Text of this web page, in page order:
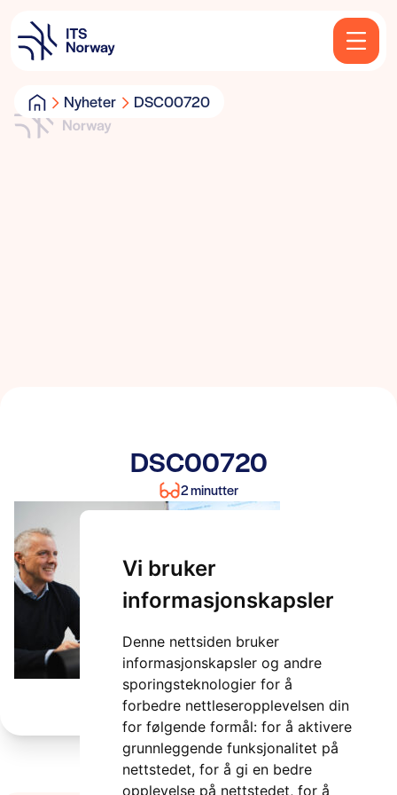
Vi bruker
informasjonskapsler
Denne nettsiden bruker
informasjonskapsler og andre
sporingsteknologier for å
forbedre nettleseropplevelsen din
for følgende formål: for å aktivere
grunnleggende funksjonalitet på
nettstedet, for å gi en bedre
opplevelse på nettstedet, for å
Nyheter DSC00720
DSC00720
2 minutter